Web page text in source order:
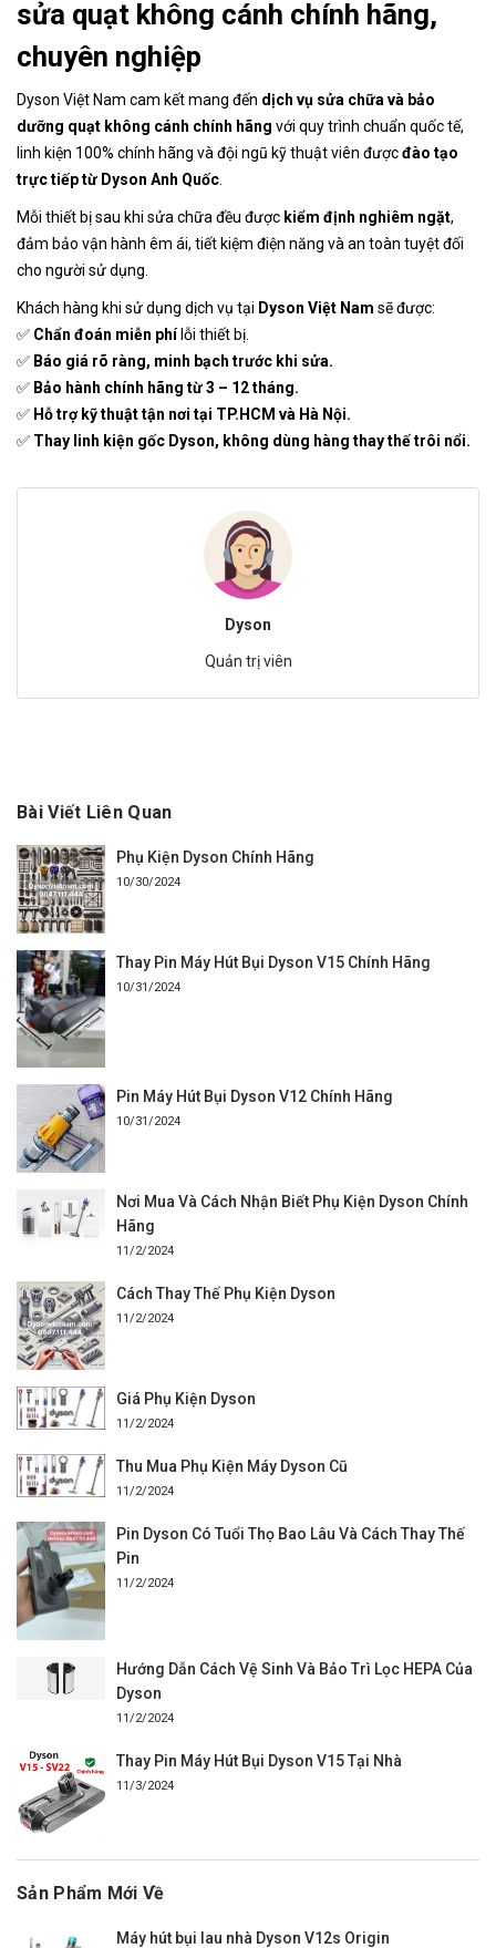
sửa quạt không cánh chính hãng,
chuyên nghiệp
Dyson Việt Nam cam kết mang đến dịch vụ sửa chữa và bảo
dưỡng quạt không cánh chính hãng với quy trình chuẩn quốc tế,
linh kiện 100% chính hãng và đội ngũ kỹ thuật viên đượcđào tạo
trực tiếp từ Dyson Anh Quốc
Mỗi thiết bị sau khi sửa chữa đều được kiểm định nghiêm ngặt,
đảm bảo vận hành êm ái, tiết kiệm điện năng và an toàn tuyệt đối
cho người sử dụng.
Khách hàng khi sử dụng dịch vụ tại Dyson Việt Nam sẽ được:
✅ Chẩn đoán miễn phílỗi thiết bị.
✅ Báo giá rõ ràng, minh bạch trước khi sửa.
✅ Bảo hành chính hãng từ 3 – 12 tháng.
✅ Hỗ trợ kỹ thuật tận nơi tại TP.HCM và Hà Nội.
✅ Thay linh kiện gốc Dyson, không dùng hàng thay thế trôi nổi.
Dyson
Quản trị viên
Bài Viết Liên Quan
Phụ Kiện Dyson Chính Hãng
10/30/2024
Thay Pin Máy Hút Bụi Dyson V15 Chính Hãng
10/31/2024
Pin Máy Hút Bụi Dyson V12 Chính Hãng
10/31/2024
Nơi Mua Và Cách Nhận Biết Phụ Kiện Dyson Chính
Hãng
11/2/2024
Cách Thay Thế Phụ Kiện Dyson
11/2/2024
Giá Phụ Kiện Dyson
11/2/2024
Thu Mua Phụ Kiện Máy Dyson Cũ
11/2/2024
Pin Dyson Có Tuổi Thọ Bao Lâu Và Cách Thay Thế
Pin
11/2/2024
Hướng Dẫn Cách Vệ Sinh Và Bảo Trì Lọc HEPA Của
Dyson
11/2/2024
Thay Pin Máy Hút Bụi Dyson V15 Tại Nhà
11/3/2024
Sản Phẩm Mới Về
Máy hút bụi lau nhà Dyson V12s Origin